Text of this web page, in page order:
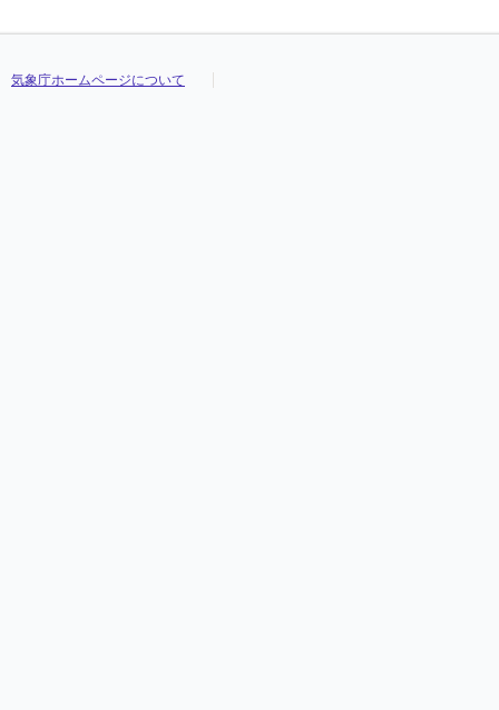
気象庁ホームページについて